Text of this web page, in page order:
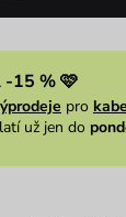
-15 % 🩷
pro
už jen do